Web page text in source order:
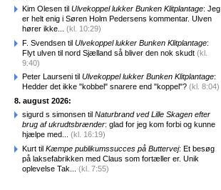
Kim Olesen til Ulvekoppel lukker Bunken Klitplantage: Jeg
er helt enig i Søren Holm Pedersens kommentar. Ulven
hører ikke... (kl. 10:29)
F. Svendsen til Ulvekoppel lukker Bunken Klitplantage:
Flyt ulven til nord Sjælland så bliver den nok skudt (kl.
9:40)
Peter Laurseni til Ulvekoppel lukker Bunken Klitplantage:
Hedder det ikke "kobbel" snarere end "koppel"? (kl. 8:04)
8. august 2026:
sigurd s simonsen til Naturbrand ved Lille Skagen efter
brug af ukrudtsbrænder: glad for jeg kom forbi og kunne
hjælpe med... (kl. 16:19)
Kurt til Kæmpe publikumssucces på Buttervej: Et besøg
på laksefabrikken med Claus som fortæller er. Unik
oplevelse Tak... (kl. 7:55)